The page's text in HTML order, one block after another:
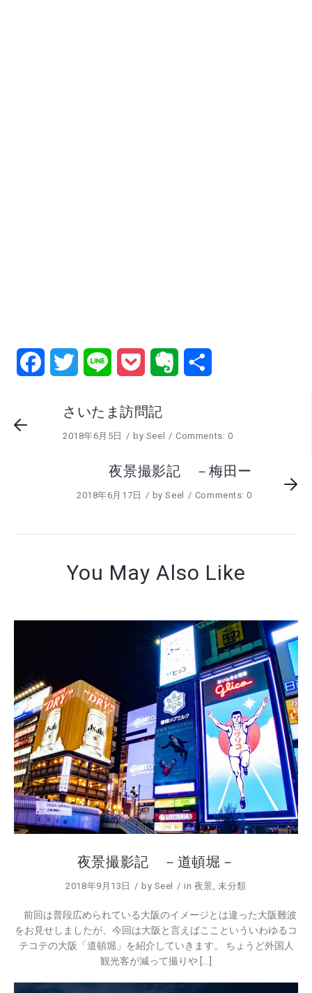
FacebookTwitter Line Pocket Evernote
さいたま訪問記
2018年6月5日 by Seel Comments: 0
夜景撮影記 －梅田ー
2018年6月17日 bySeel Comments: 0
You May Also Like
夜景撮影記 －道頓堀－
2018年9月13日 by Seel in 夜景 未分類
前回は普段広められている大阪のイメージとは違った大阪難波
をお見せしましたが、今回は大阪と言えばここといういわゆるコ
テコテの大阪「道頓堀」を紹介していきます。 ちょうど外国人
観光客が減って撮りや […]